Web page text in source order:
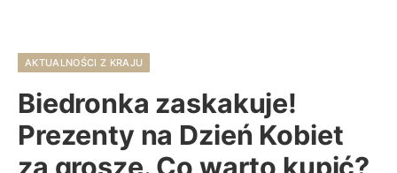
AKTUALNOŚCI Z KRAJU
Biedronka zaskakuje!
Prezenty na Dzień Kobiet
za grosze. Co warto kupić?